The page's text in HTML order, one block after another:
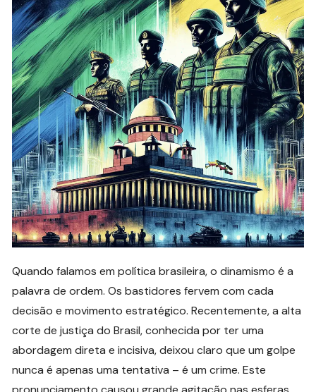
Quando falamos em política brasileira, o dinamismo é a
palavra de ordem. Os bastidores fervem com cada
decisão e movimento estratégico. Recentemente, a alta
corte de justiça do Brasil, conhecida por ter uma
abordagem direta e incisiva, deixou claro que um golpe
nunca é apenas uma tentativa – é um crime. Este